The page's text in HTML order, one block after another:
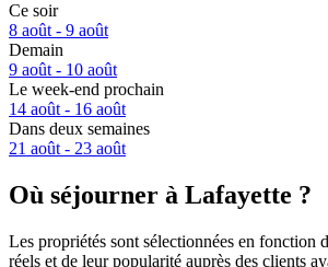
Ce soir
8 août - 9 août
Demain
9 août - 10 août
Le week-end prochain
14 août - 16 août
Dans deux semaines
21 août - 23 août
Où séjourner à Lafayette ?
Les propriétés sont sélectionnées en fonction
réels et de leur popularité auprès des clients